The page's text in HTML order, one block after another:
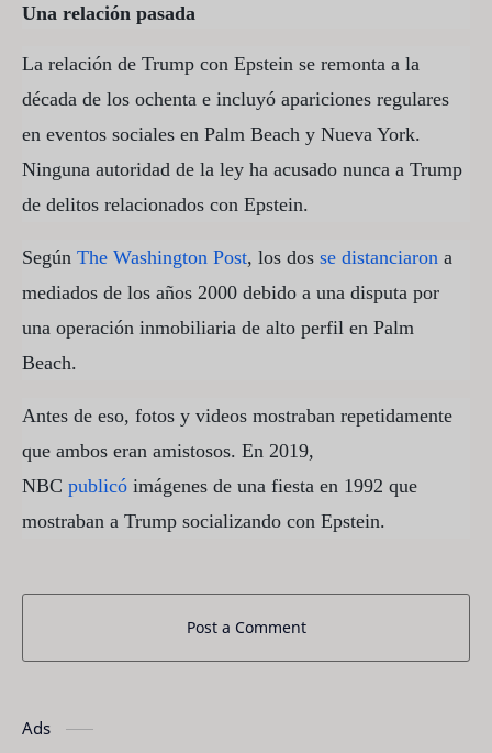
Una relación pasada
La relación de Trump con Epstein se remonta a la
década de los ochenta e incluyó apariciones regulares
en eventos sociales en Palm Beach y Nueva York.
Ninguna autoridad de la ley ha acusado nunca a Trump
de delitos relacionados con Epstein.
Según The Washington Post, los dos se distanciaron a
mediados de los años 2000 debido a una disputa por
una operación inmobiliaria de alto perfil en Palm
Beach.
Antes de eso, fotos y videos mostraban repetidamente
que ambos eran amistosos. En 2019,
NBC publicó imágenes de una fiesta en 1992 que
mostraban a Trump socializando con Epstein.
Post a Comment
Ads